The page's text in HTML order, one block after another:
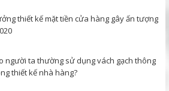
thiết kế mặt tiền cửa hàng gây ấn tượng
người ta thường sử dụng vách gạch thông
thiết kế nhà hàng?